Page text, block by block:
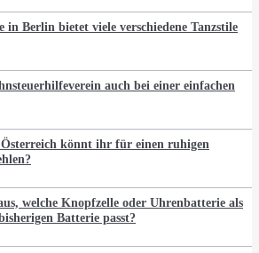
in Berlin bietet viele verschiedene Tanzstile
auch bei einer einfachen
Österreich könnt ihr für einen ruhigen
welche Knopfzelle oder Uhrenbatterie als
Batterie passt?